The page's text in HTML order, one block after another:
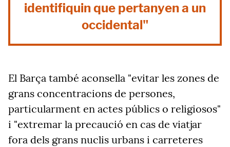
identifiquin que pertanyen a un
occidental"
El Barça també aconsella "evitar les zones de
grans concentracions de persones,
particularment en actes públics o religiosos"
i "extremar la precaució en cas de viatjar
fora dels grans nuclis urbans i carreteres